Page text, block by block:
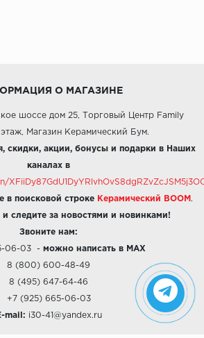
О МАГАЗИНЕ
шоссе дом 25, Торговый Центр Family
Магазин Керамический Бум.
скидки, акции, бонусы и подарки в Наших
каналах в
в поисковой строке Керамический BOOM .
и следите за новостями и новинками!
Звоните нам:
06-03- можно написать в MAX
8 (800) 600-48-49
8 (495) 647-64-46
+7 (925) 665-06-03
mail: i30-41@yandex.ru